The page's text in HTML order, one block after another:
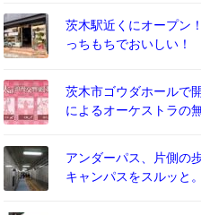
茨木駅近くにオープン
っちもちでおいしい！
茨木市ゴウダホールで
によるオーケストラの
アンダーパス、片側の
キャンパスをスルッと。